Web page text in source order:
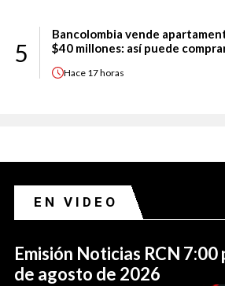
5
Bancolombia vende
$40 millones: así puede
Hace 17 horas
EN VIDEO
Emisión Noticias RCN 7:00
de agosto de 2026